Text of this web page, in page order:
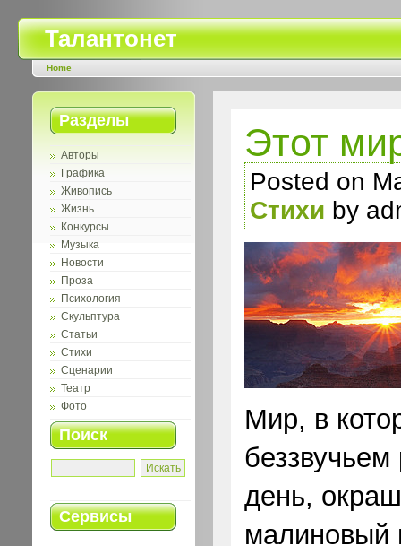
Талантонет
Home
Разделы
Авторы
Графика
Живопись
Жизнь
Конкурсы
Музыка
Новости
Проза
Психология
Скульптура
Статьи
Стихи
Сценарии
Театр
Фото
Поиск
Сервисы
Этот
Posted on
Стихи by
Мир, в
беззвучьем
день,
малиновый